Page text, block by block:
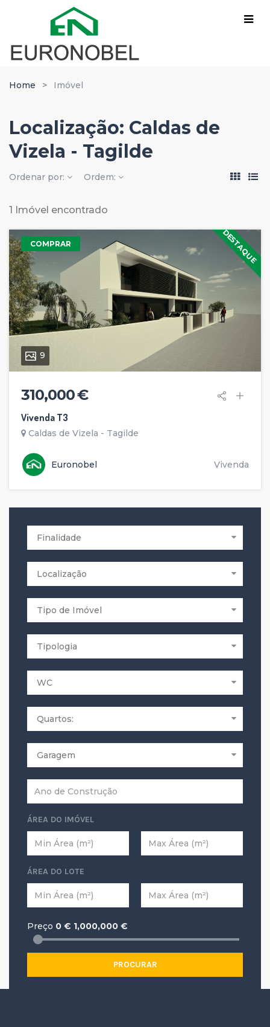
Home Imóvel
Localização: Caldas de
Vizela - Tagilde
Ordenar por: Ordem:
1 Imóvel encontrado
COMPRAR DESTAQUE
9
310,000 €
Vivenda T3
Caldas de Vizela - Tagilde
Euronobel Vivenda
ÁREA DO IMÓVEL
ÁREA DO LOTE
Preço 0 € 1,000,000 €
PROCURAR